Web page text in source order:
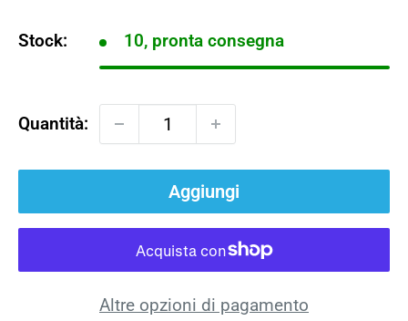
Stock: 10, pronta consegna
Quantità:
Aggiungi
Altre opzioni di pagamento